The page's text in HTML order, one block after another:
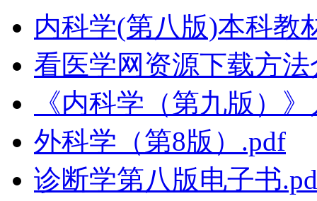
内科学(第八版)本科教
看医学网资源下载方法
《内科学（第九版）
外科学（第8版）.pdf
诊断学第八版电子书